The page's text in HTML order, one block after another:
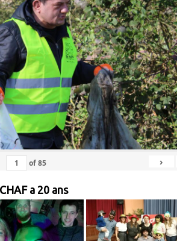
of85 ›
a 20 ans